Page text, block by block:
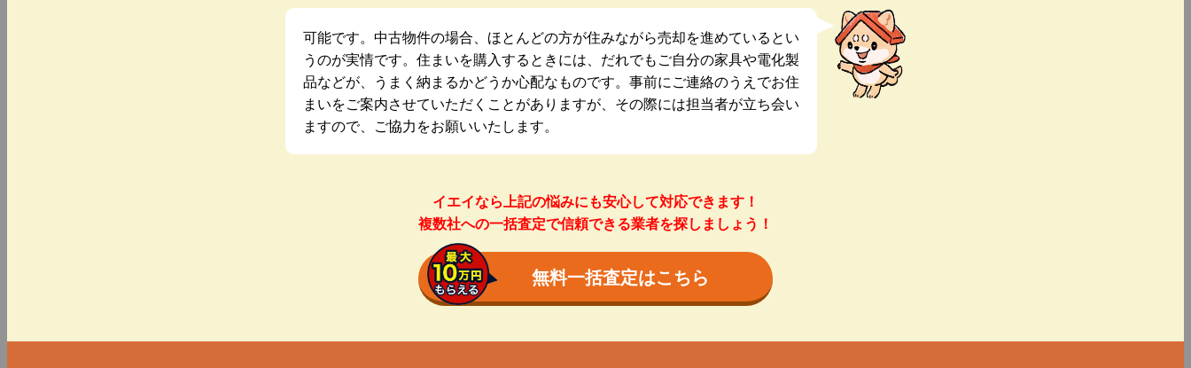
可能です。中古物件の場合、ほとんどの方が住みながら売却を進めているとい
うのが実情です。住まいを購入するときには、だれでもご自分の家具や電化製
品などが、うまく納まるかどうか心配なものです。事前にご連絡のうえでお住
まいをご案内させていただくことがありますが、その際には担当者が立ち会い
ますので、ご協力をお願いいたします。
イエイなら上記の悩みにも安心して対応できます！
複数社への一括査定で信頼できる業者を探しましょう！
無料一括査定はこちら